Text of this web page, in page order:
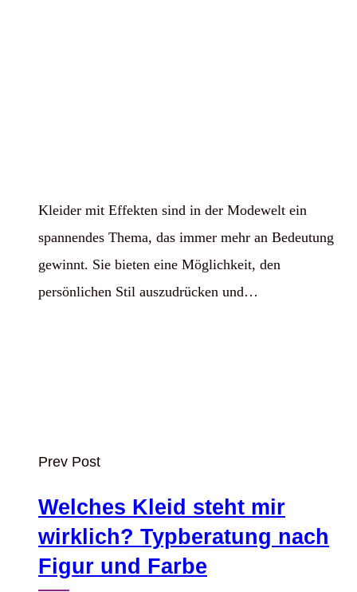
Kleider mit Effekten sind in der Modewelt ein
spannendes Thema, das immer mehr an Bedeutung
gewinnt. Sie bieten eine Möglichkeit, den
persönlichen Stil auszudrücken und…
Prev Post
Welches Kleid steht mir
wirklich? Typberatung nach
Figur und Farbe